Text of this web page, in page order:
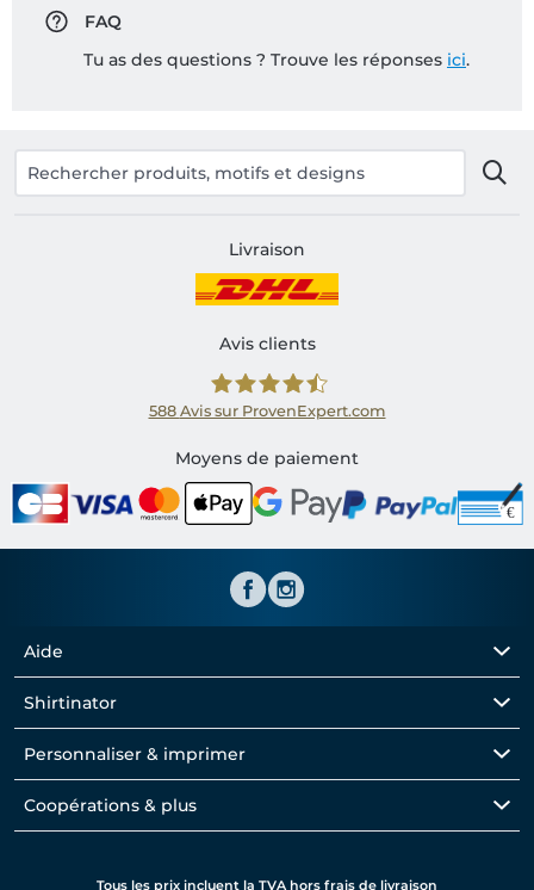
FAQ
Tu as des questions ? Trouve les réponses ici.
Livraison
Avis clients
Shirtinator FR
588 Avis sur ProvenExpert.com
Moyens de paiement
Aide
Shirtinator
Personnaliser & imprimer
Coopérations & plus
Tous les prix incluent la TVA hors frais de livraison